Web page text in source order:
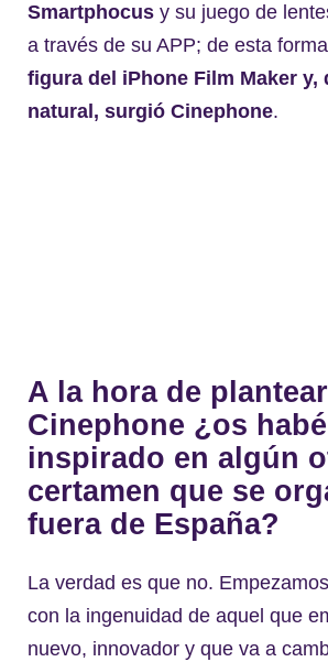
Smartphocus y su juego de
a través de su APP; de esta forma
figura del iPhone Film Maker y,
natural, surgió Cinephone.
A la hora de plantear
Cinephone ¿os
inspirado en algún
certamen que se
fuera de España?
La verdad es que no.
con la ingenuidad de aquel que
nuevo, innovador y que va a